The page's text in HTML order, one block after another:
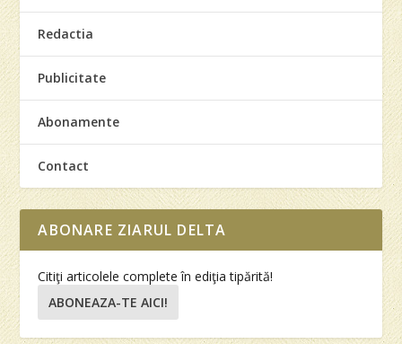
Redactia
Publicitate
Abonamente
Contact
ABONARE ZIARUL DELTA
Citiţi articolele complete în ediţia tipărită!
ABONEAZA-TE AICI!